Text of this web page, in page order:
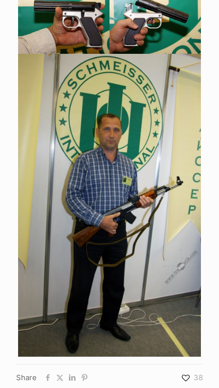
Share 38